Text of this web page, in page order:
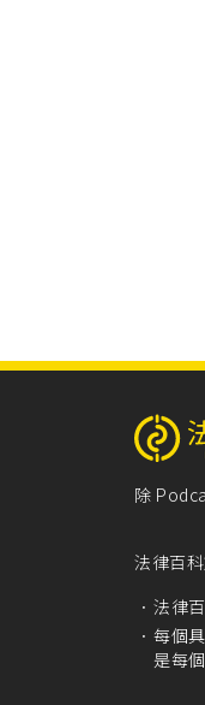
除
法律百
法律
每個
是每